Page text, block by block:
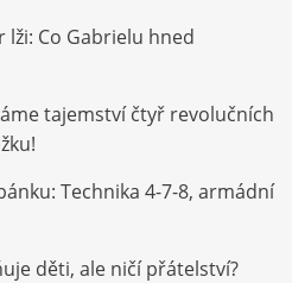
Co Gabrielu hned
tajemství čtyř revolučních
Technika 4-7-8, armádní
děti, ale ničí přátelství?